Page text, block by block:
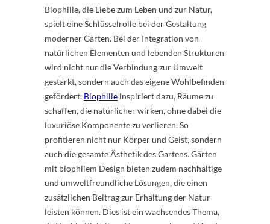
Biophilie, die Liebe zum Leben und zur Natur,
spielt eine Schlüsselrolle bei der Gestaltung
moderner Gärten. Bei der Integration von
natürlichen Elementen und lebenden Strukturen
wird nicht nur die Verbindung zur Umwelt
gestärkt, sondern auch das eigene Wohlbefinden
gefördert. Biophilie inspiriert dazu, Räume zu
schaffen, die natürlicher wirken, ohne dabei die
luxuriöse Komponente zu verlieren. So
profitieren nicht nur Körper und Geist, sondern
auch die gesamte Ästhetik des Gartens. Gärten
mit biophilem Design bieten zudem nachhaltige
und umweltfreundliche Lösungen, die einen
zusätzlichen Beitrag zur Erhaltung der Natur
leisten können. Dies ist ein wachsendes Thema,